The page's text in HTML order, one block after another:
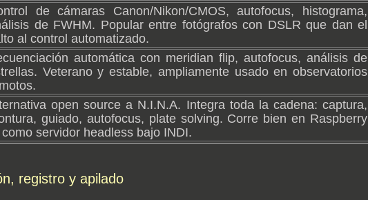
de cámaras Canon/Nikon/CMOS, autofocus, histograma,
de FWHM. Popular entre fotógrafos con DSLR que dan el
al control automatizado.
automática con meridian flip, autofocus, análisis de
Veterano y estable, ampliamente usado en observatorios
open source a N.I.N.A. Integra toda la cadena: captura,
guiado, autofocus, plate solving. Corre bien en Raspberry
como servidor headless bajo INDI.
registro y apilado